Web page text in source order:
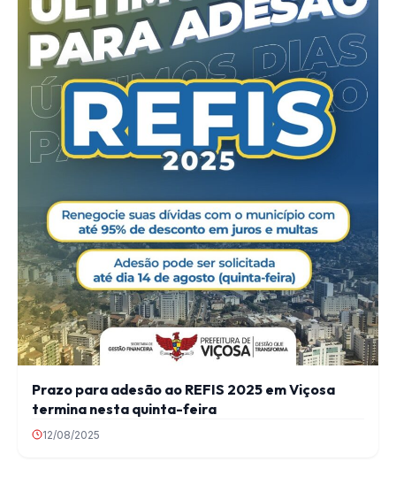
Prazo para adesão ao REFIS 2025 em Viçosa
termina nesta quinta-feira
12/08/2025